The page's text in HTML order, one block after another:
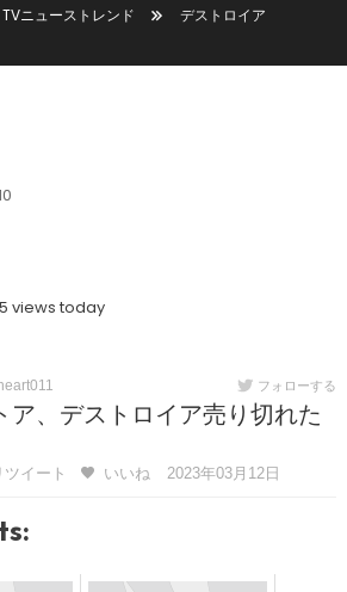
TVニューストレンド デストロイア
views today
フォローする
ア、デストロイア売り切れた
ツイート いいね
2023年03月12日